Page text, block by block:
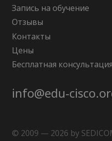
Запись на обучение
Отзывы
Контакты
Цены
Бесплатная консультация
info@edu-
© 2009 — 2026 by